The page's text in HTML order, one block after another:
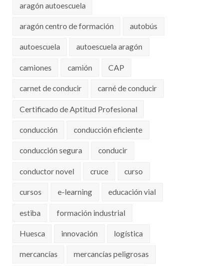
aragón autoescuela
aragón centro de formación autobús
autoescuela autoescuela aragón
camiones camión CAP
carnet de conducir carné de conducir
Certificado de Aptitud Profesional
conducción conducción eficiente
conducción segura conducir
conductor novel cruce curso
cursos e-learning educación vial
estiba formación industrial
Huesca innovación logística
mercancías mercancías peligrosas